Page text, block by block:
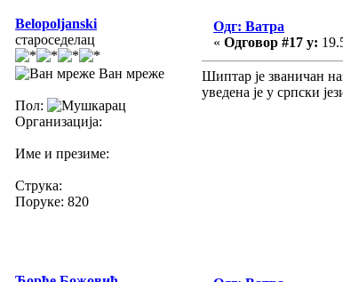
Belopoljanski
староседелац
Ван мреже
Пол:
Организација:
Име и презиме:
Струка:
Поруке: 820
Одг: Ватра
« Одговор #17 у:
Шиптар је званичан
уведена је у српски